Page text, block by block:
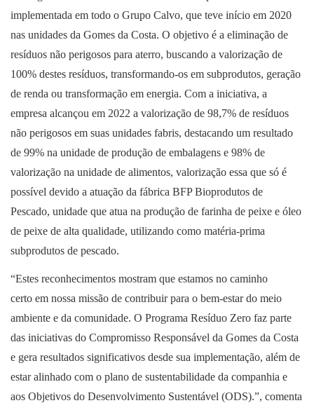
implementada em todo o Grupo Calvo, que teve início em 2020
nas unidades da Gomes da Costa. O objetivo é a eliminação de
resíduos não perigosos para aterro, buscando a valorização de
100% destes resíduos, transformando-os em subprodutos, geração
de renda ou transformação em energia. Com a iniciativa, a
empresa alcançou em 2022 a valorização de 98,7% de resíduos
não perigosos em suas unidades fabris, destacando um resultado
de 99% na unidade de produção de embalagens e 98% de
valorização na unidade de alimentos, valorização essa que só é
possível devido a atuação da fábrica BFP Bioprodutos de
Pescado, unidade que atua na produção de farinha de peixe e óleo
de peixe de alta qualidade, utilizando como matéria-prima
subprodutos de pescado.
“Estes reconhecimentos mostram que estamos no caminho
certo em nossa missão de contribuir para o bem-estar do meio
ambiente e da comunidade. O Programa Resíduo Zero faz parte
das iniciativas do Compromisso Responsável da Gomes da Costa
e gera resultados significativos desde sua implementação, além de
estar alinhado com o plano de sustentabilidade da companhia e
aos Objetivos do Desenvolvimento Sustentável (ODS).”, comenta